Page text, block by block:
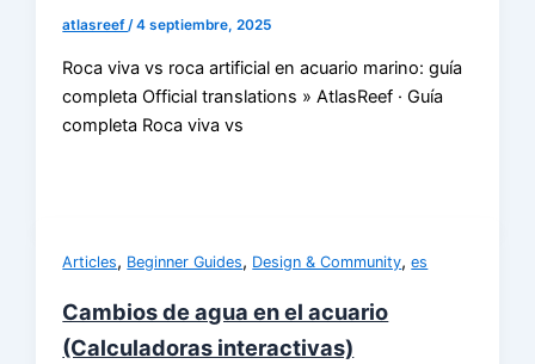
atlasreef/4 septiembre, 2025
Roca viva vs roca artificial en acuario marino: guía
completa Official translations » AtlasReef · Guía
completa Roca viva vs
Articles, Beginner Guides, Design & Community,es
Cambios de agua en el acuario
(Calculadoras interactivas)